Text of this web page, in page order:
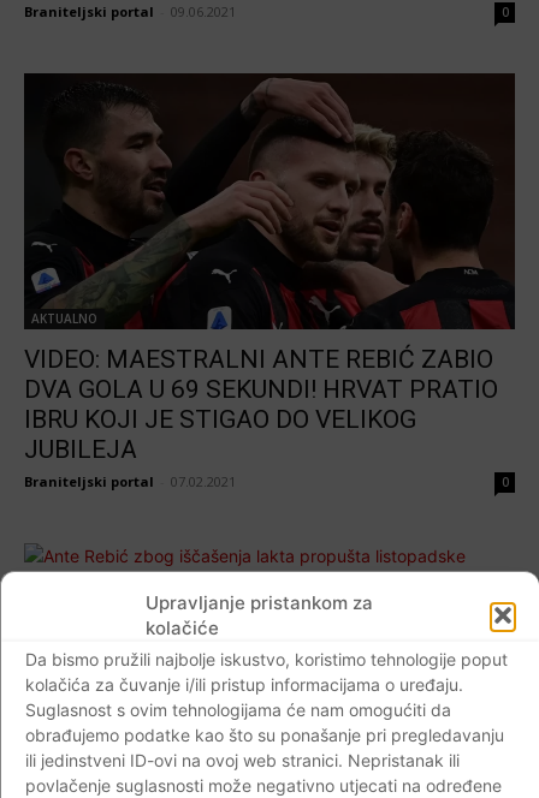
Upravljanje pristankom za
kolačiće
Da bismo pružili najbolje iskustvo, koristimo tehnologije poput
kolačića za čuvanje i/ili pristup informacijama o uređaju.
Suglasnost s ovim tehnologijama će nam omogućiti da
obrađujemo podatke kao što su ponašanje pri pregledavanju
ili jedinstveni ID-ovi na ovoj web stranici. Nepristanak ili
povlačenje suglasnosti može negativno utjecati na određene
Braniteljski portal 09.06.2021 0
AKTUALNO
VIDEO: MAESTRALNI ANTE REBIĆ ZABIO
DVA GOLA U 69 SEKUNDI! HRVAT PRATIO
IBRU KOJI JE STIGAO DO VELIKOG
JUBILEJA
Braniteljski portal 07.02.2021 0
Ante Rebić zbog iščašenja lakta propušta
listopadske utakmice Vatrenih
Braniteljski portal - 28.09.2020